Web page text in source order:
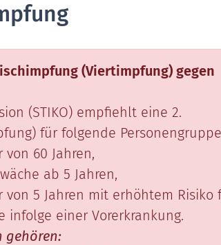
(Viertimpfung) gegen
(STIKO) empfiehlt eine 2.
für folgende
60 Jahren,
ab 5 Jahren,
5 Jahren mit erhöhtem Risiko
infolge einer Vorerkrankung.
gehören: